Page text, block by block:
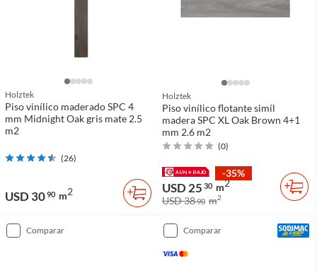
Holztek
Piso vinílico maderado SPC 4
mm Midnight Oak gris mate 2.5
m2
(26)
USD 3090 m2
Holztek
Piso vinílico flotante simíl
madera SPC XL Oak Brown 4+1
mm 2.6 m2
(0)
-35%
USD 25 30 m2
USD 3890 m2
comparar comparar